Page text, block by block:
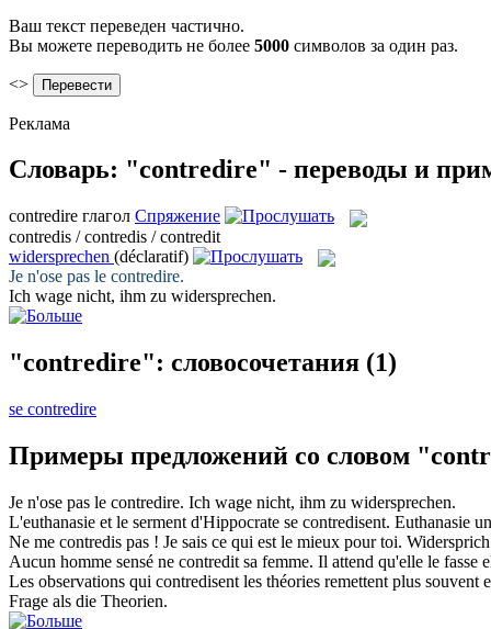
Ваш текст переведен частично.
Вы можете переводить не более 5000 символов за один раз.
<>
Реклама
Словарь: "contredire" - переводы и
contredire глагол Спряжение
contredis / contredis / contredit
widersprechen (déclaratif)
Je n'ose pas le contredire.
Ich wage nicht, ihm zu widersprechen.
"contredire": словосочетания (1)
se contredire
Примеры предложений со словом
Je n'ose pas le contredire. Ich wage nicht, ihm zu widersprechen.
L'euthanasie et le serment d'Hippocrate se contredisent. Euthanasie
Ne me contredis pas ! Je sais ce qui est le mieux pour toi. Widersprich
Aucun homme sensé ne contredit sa femme. Il attend qu'elle le fasse
Les observations qui contredisent les théories remettent plus souvent
Frage als die Theorien.